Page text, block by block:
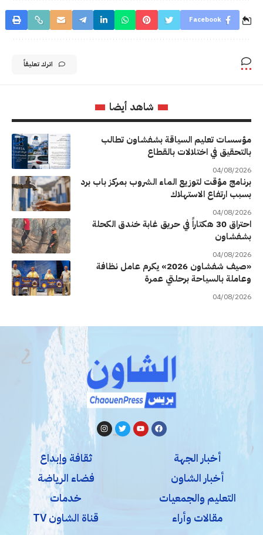
Facebook
اترك تعليقاً
شاهد أيضا
مؤسسات تعليم السياقة بشفشاون تطالب
بالتحقيق في اختلالات بالقطاع
04/08/2026
برنامج مؤقت لتوزيع الماء الشروب بمركز باب برد
بسبب ارتفاع الاستهلاك
04/08/2026
احتراق 30 هكتاراً في حريق غابة خندق الكحلة
بشفشاون
04/08/2026
«صيف شفشاون 2026» يكرم عامل نظافة
وعاملة بالسياحة برحلتي عمرة
04/08/2026
أخبار الجهة
أخبار الشاون
التعليم والجمعيات
مقالات وأراء
ثقافة وإبداع
فضاء الرياضة
خدمات
قناة الشاون TV